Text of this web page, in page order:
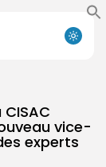
vice-
experts